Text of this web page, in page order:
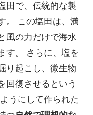
田で、伝統的な製
。 この塩田は、満
風の力だけで海水
す。 さらに、塩を
り起こし、微生物
回復させるという
うにして作られた